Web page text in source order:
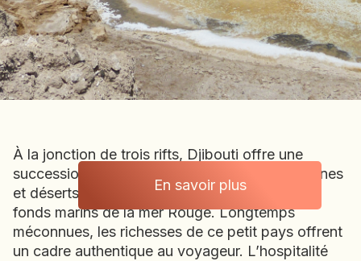
BOSNIE-HERZÉGOVINE
BOTSWANA
BRÉSIL
BURUNDI
CAMBODGE
CHINE
CHYPRE
COLOMBIE
CORÉE DU SUD
COSTA RICA
Djibouti
À la jonction de trois rifts, Djibouti offre une
succession de paysages d'exception. Montagnes
et déserts, volcans et lacs salés dominent les
fonds marins de la mer Rouge. Longtemps
méconnues, les richesses de ce petit pays offrent
un cadre authentique au voyageur. L’hospitalité
En savoir plus